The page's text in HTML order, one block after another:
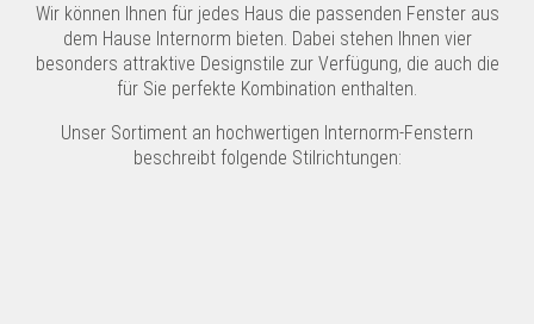
Wir können Ihnen für jedes Haus die passenden Fenster aus
dem Hause Internorm bieten. Dabei stehen Ihnen vier
besonders attraktive Designstile zur Verfügung, die auch die
für Sie perfekte Kombination enthalten.
Unser Sortiment an hochwertigen Internorm-Fenstern
beschreibt folgende Stilrichtungen: